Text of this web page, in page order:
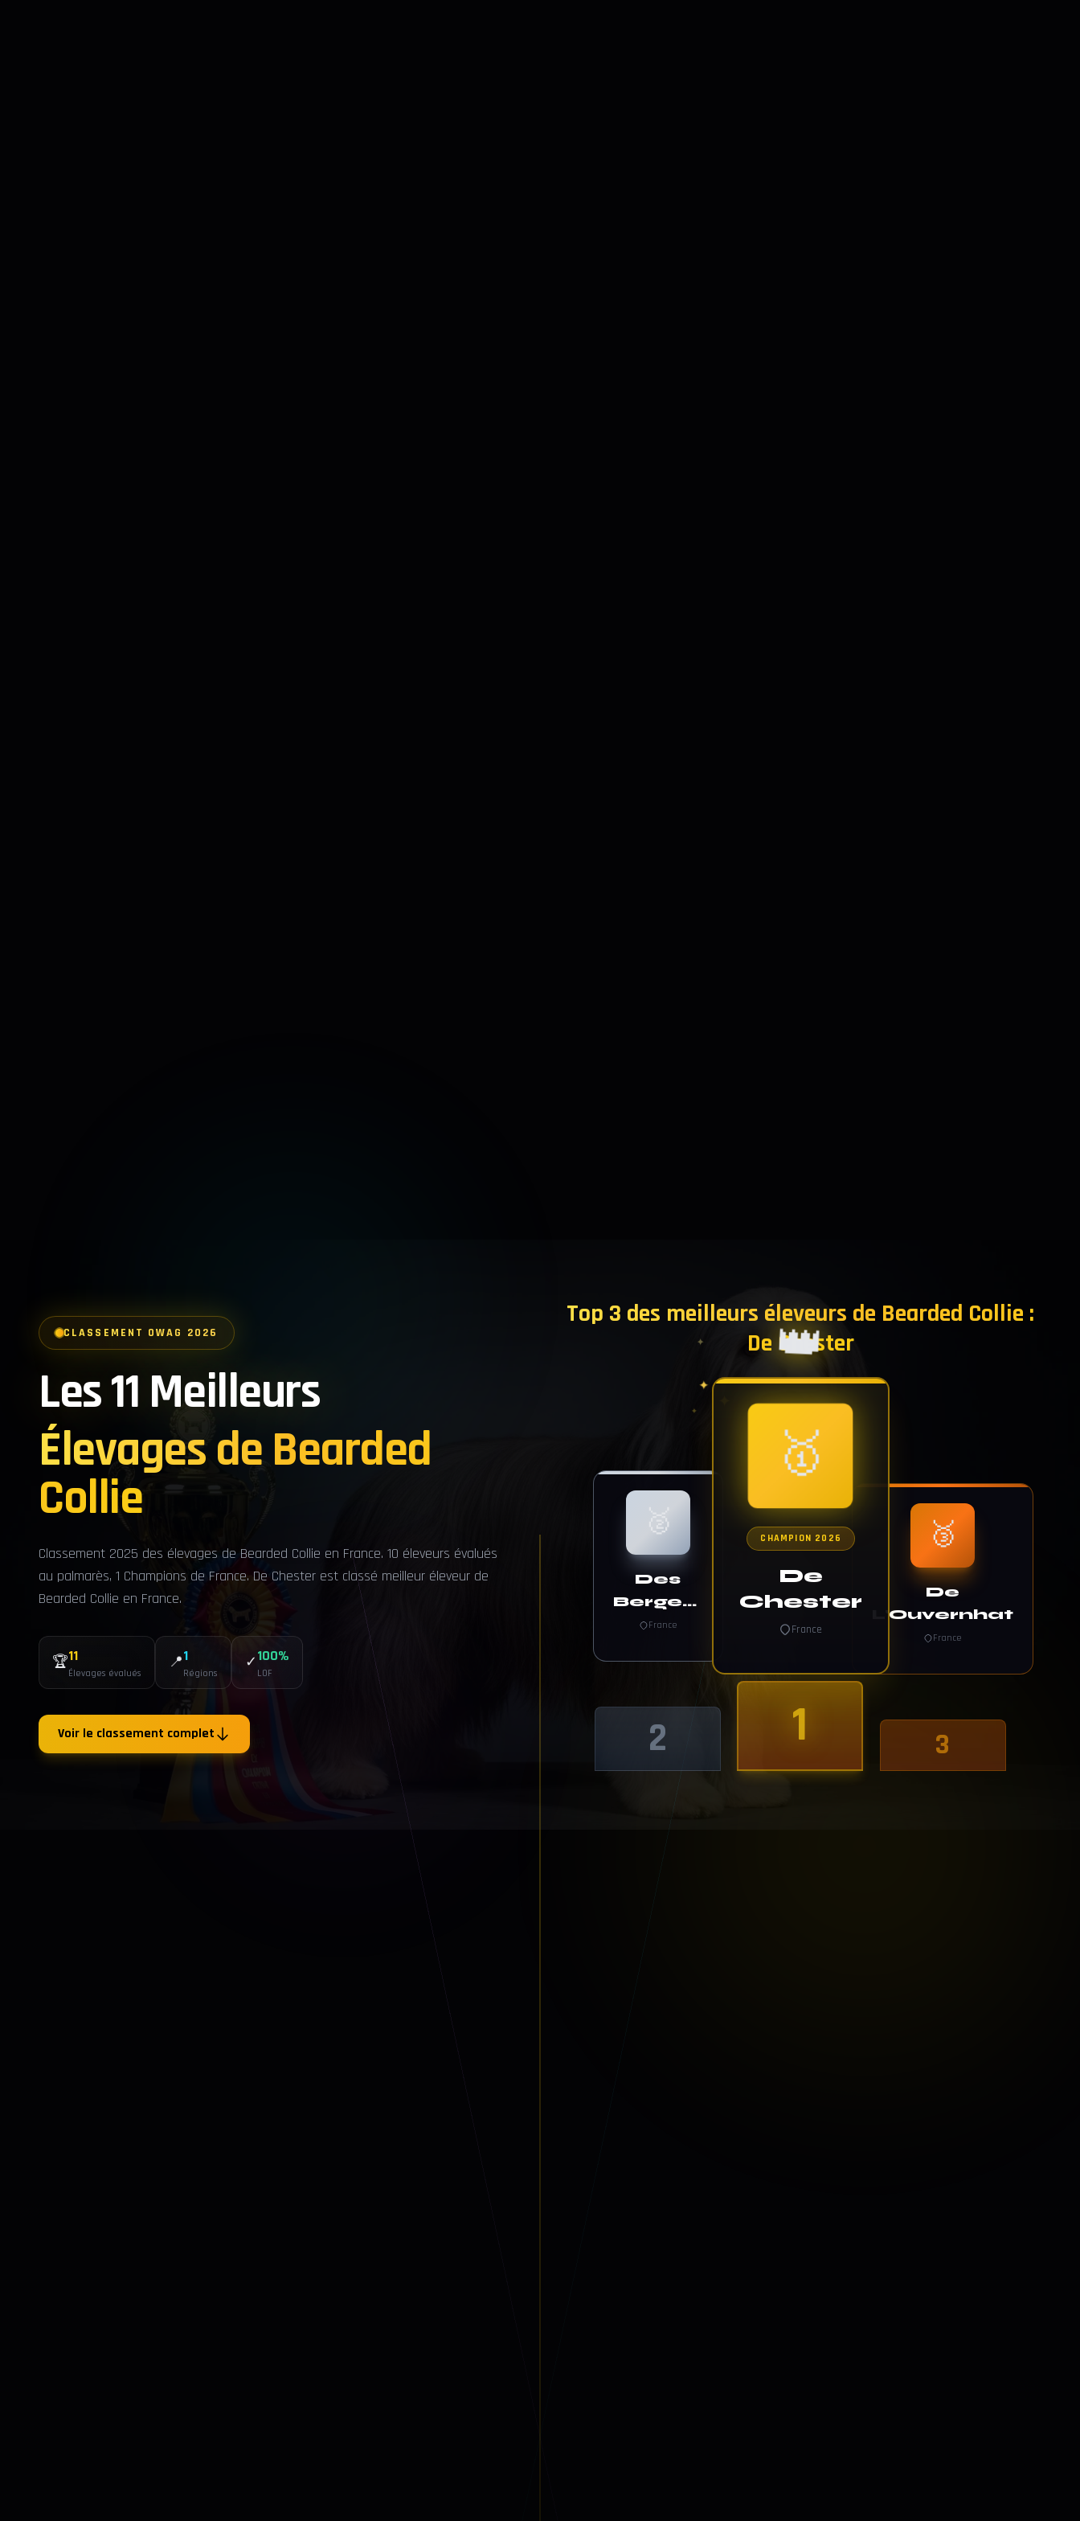
CLASSEMENT OWAG 2026
Les 11 Meilleurs
Élevages de Bearded
Collie
Classement 2025 des élevages de Bearded Collie en France. 10 éleveurs évalués
au palmarès, 1 Champions de France. De Chester est classé meilleur éleveur de
Bearded Collie en France.
🏆11
Élevages évalués
📍1
Régions
✓100%
LOF
Voir le classement complet
Top 3 des meilleurs éleveurs de Bearded Collie :
De Chester
👑
✦
✦
✦ ✦
🥇
CHAMPION 2026
De
Chester
France
1
🥈
Des
Bergers
Des
France
2
🥉
De
L'Ouvernhat
France
3